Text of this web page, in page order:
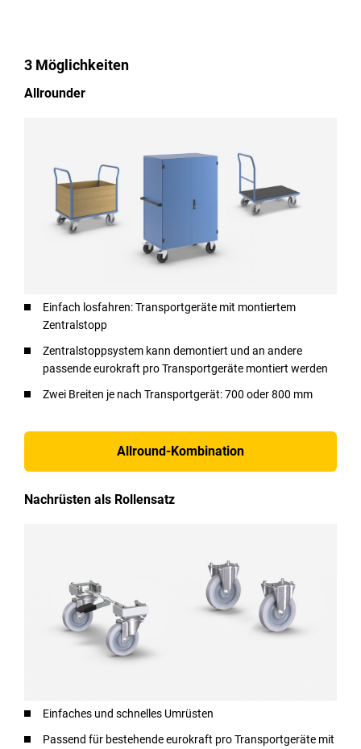
3 Möglichkeiten
Allrounder
Einfach losfahren: Transportgeräte mit montiertem
Zentralstopp
Zentralstoppsystem kann demontiert und an andere
passende eurokraft pro Transportgeräte montiert werden
Zwei Breiten je nach Transportgerät: 700 oder 800 mm
Allround-Kombination
Nachrüsten als Rollensatz
Einfaches und schnelles Umrüsten
Passend für bestehende eurokraft pro Transportgeräte mit